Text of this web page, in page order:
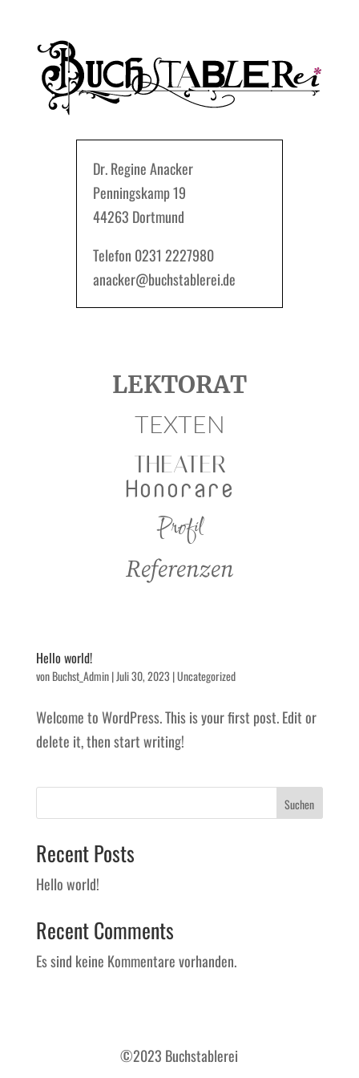
Dr. Regine Anacker
Penningskamp 19
44263 Dortmund
Telefon 0231 2227980
anacker@buchstablerei.de
LEKTORAT
TEXTEN
THEATER
Honorare
Profil
Referenzen
Hello world!
vonBuchst_Admin|Juli 30, 2023 |Uncategorized
Welcome to WordPress. This is your first post. Edit or
delete it, then start writing!
Suchen
Recent Posts
Hello world!
Recent Comments
Es sind keine Kommentare vorhanden.
©2023 Buchstablerei